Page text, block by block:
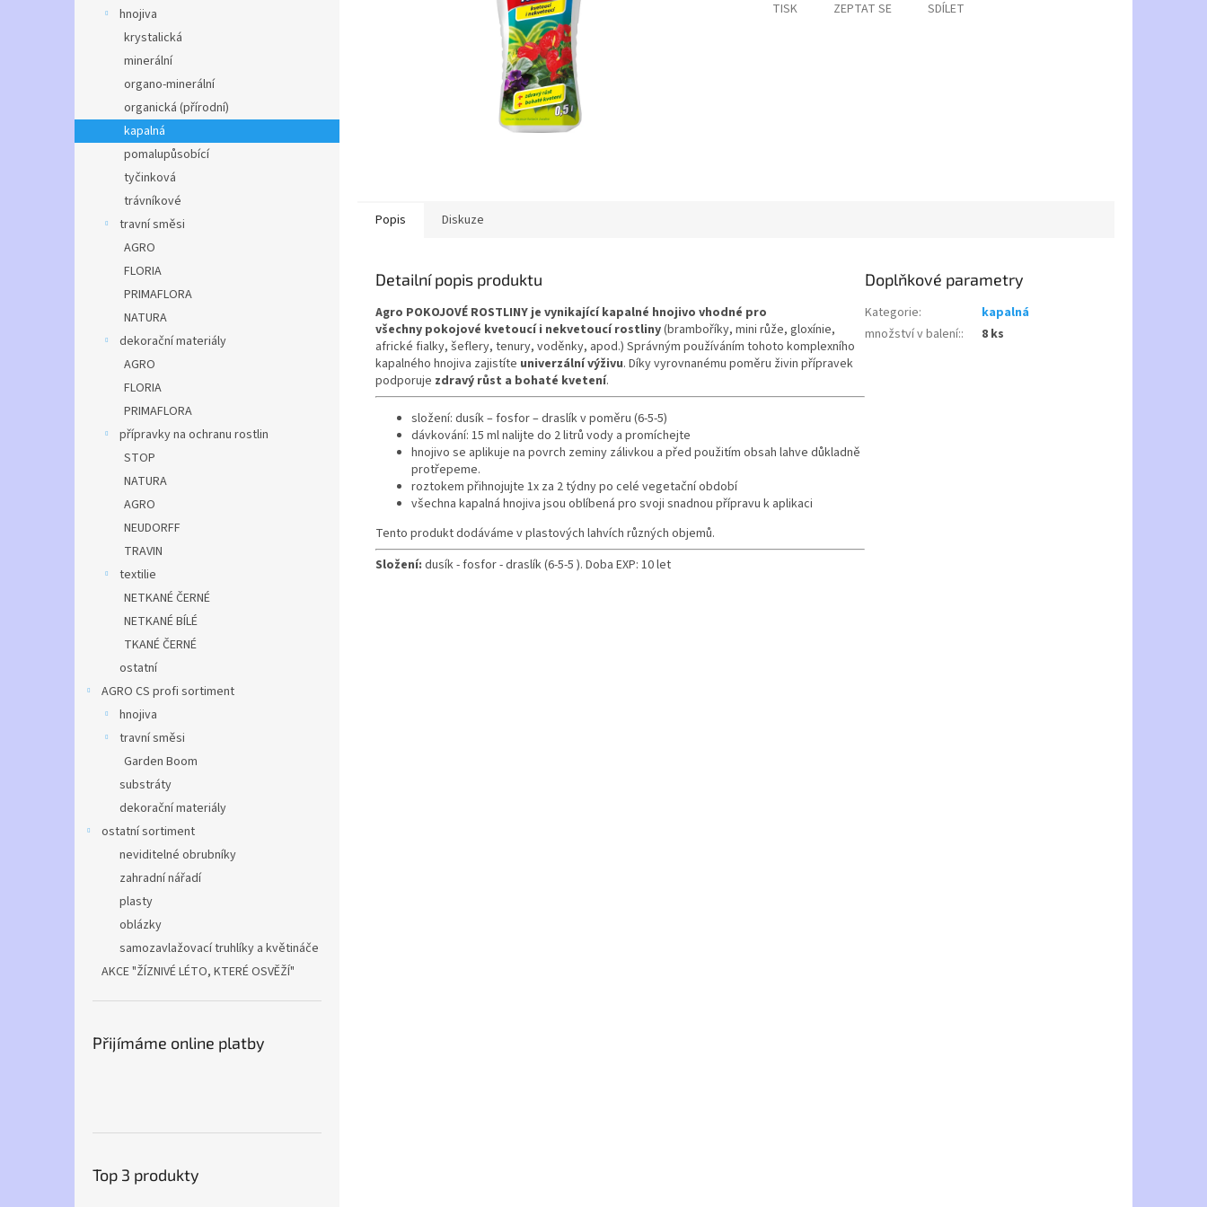
hnojiva
krystalická
minerální
organo-minerální
organická (přírodní)
kapalná
pomalupůsobící
tyčinková
trávníkové
travní směsi
AGRO
FLORIA
PRIMAFLORA
NATURA
dekorační materiály
AGRO
FLORIA
PRIMAFLORA
přípravky na ochranu rostlin
STOP
NATURA
AGRO
NEUDORFF
TRAVIN
textilie
NETKANÉ ČERNÉ
NETKANÉ BÍLÉ
TKANÉ ČERNÉ
ostatní
AGRO CS profi sortiment
hnojiva
travní směsi
Garden Boom
substráty
dekorační materiály
ostatní sortiment
neviditelné obrubníky
zahradní nářadí
plasty
oblázky
samozavlažovací truhlíky a květináče
AKCE "ŽÍZNIVÉ LÉTO, KTERÉ OSVĚŽÍ"
Přijímáme online platby
Top 3 produkty
TISK ZEPTAT SE SDÍLET
Popis Diskuze
Detailní popis produktu
Agro POKOJOVÉ ROSTLINY je vynikající kapalné hnojivo vhodné pro
všechny pokojové kvetoucí i nekvetoucí rostliny(bramboříky, mini růže, gloxínie,
africké fialky, šeflery, tenury, voděnky, apod.) Správným používáním tohoto komplexního
kapalného hnojiva zajistíte univerzální výživu. Díky vyrovnanému poměru živin přípravek
podporuje zdravý růst a bohaté kvetení.
složení: dusík – fosfor – draslík v poměru (6-5-5)
dávkování: 15 ml nalijte do 2 litrů vody a promíchejte
hnojivo se aplikuje na povrch zeminy zálivkou a před použitím obsah lahve důkladně
protřepeme.
roztokem přihnojujte 1x za 2 týdny po celé vegetační období
všechna kapalná hnojiva jsou oblíbená pro svoji snadnou přípravu k aplikaci
Tento produkt dodáváme v plastových lahvích různých objemů.
Složení: dusík - fosfor - draslík (6-5-5 ). Doba EXP: 10 let
Doplňkové parametry
Kategorie:
kapalná
množství v balení:: 8 ks